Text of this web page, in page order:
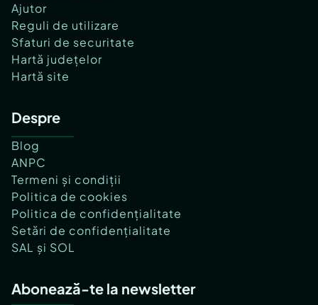
Ajutor
Reguli de utilizare
Sfaturi de securitate
Hartă județelor
Hartă site
Despre
Blog
ANPC
Termeni și condiții
Politica de cookies
Politica de confidențialitate
Setări de confidențialitate
SAL și SOL
Abonează-te la newsletter